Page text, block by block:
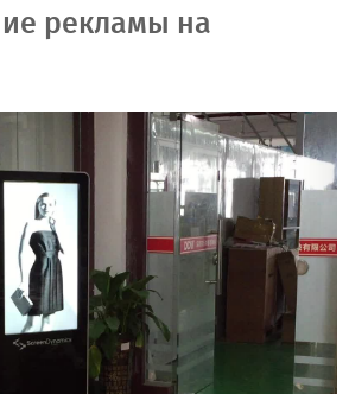
рекламы на